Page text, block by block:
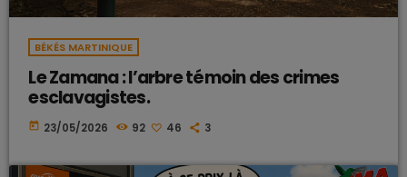
BÉKÉS MARTINIQUE
Le Zamana : l’arbre témoin des crimes
esclavagistes.
today 23/05/2026 92 46 3